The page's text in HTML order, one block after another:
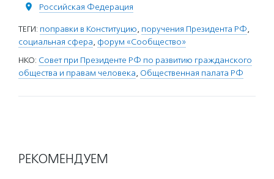
Российская Федерация
ТЕГИ: поправки в Конституцию, поручения Президента РФ,
социальная сфера, форум «Сообщество»
НКО: Совет при Президенте РФ по развитию гражданского
общества и правам человека, Общественная палата РФ
РЕКОМЕНДУЕМ